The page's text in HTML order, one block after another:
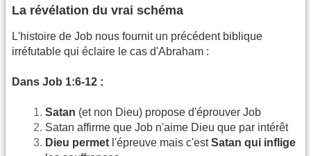
La révélation du vrai schéma
L'histoire de Job nous fournit un précédent biblique
irréfutable qui éclaire le cas d'Abraham :
Dans Job 1:6-12 :
Satan (et non Dieu) propose d'éprouver Job
Satan affirme que Job n'aime Dieu que par intérêt
Dieu permet l'épreuve mais c'estSatan qui inflige